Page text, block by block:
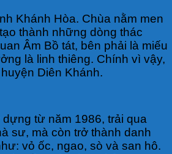
Khánh Hòa. Chùa nằm men
thành những dòng thác
Âm Bồ tát, bên phải là miếu
là linh thiêng. Chính vì vậy,
Diên Khánh.
từ năm 1986, trải qua
sư, mà còn trở thành danh
vỏ ốc, ngao, sò và san hô.